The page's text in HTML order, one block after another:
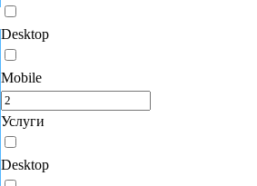
Desktop
Mobile
Услуги
Desktop